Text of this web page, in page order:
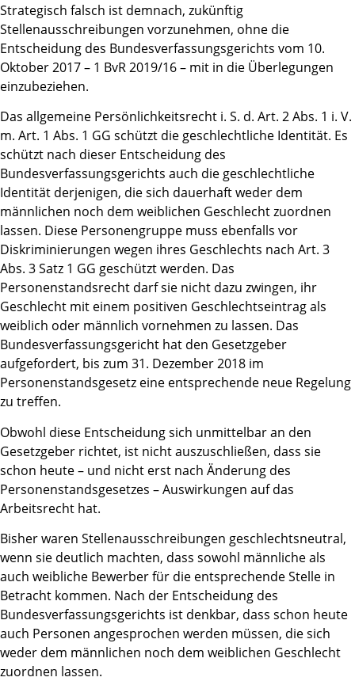
Strategisch falsch ist demnach, zukünftig
Stellenausschreibungen vorzunehmen, ohne die
Entscheidung des Bundesverfassungsgerichts vom 10.
Oktober 2017 – 1 BvR 2019/16 – mit in die Überlegungen
einzubeziehen.
Das allgemeine Persönlichkeitsrecht i. S. d. Art. 2 Abs. 1 i. V.
m. Art. 1 Abs. 1 GG schützt die geschlechtliche Identität. Es
schützt nach dieser Entscheidung des
Bundesverfassungsgerichts auch die geschlechtliche
Identität derjenigen, die sich dauerhaft weder dem
männlichen noch dem weiblichen Geschlecht zuordnen
lassen. Diese Personengruppe muss ebenfalls vor
Diskriminierungen wegen ihres Geschlechts nach Art. 3
Abs. 3 Satz 1 GG geschützt werden. Das
Personenstandsrecht darf sie nicht dazu zwingen, ihr
Geschlecht mit einem positiven Geschlechtseintrag als
weiblich oder männlich vornehmen zu lassen. Das
Bundesverfassungsgericht hat den Gesetzgeber
aufgefordert, bis zum 31. Dezember 2018 im
Personenstandsgesetz eine entsprechende neue Regelung
zu treffen.
Obwohl diese Entscheidung sich unmittelbar an den
Gesetzgeber richtet, ist nicht auszuschließen, dass sie
schon heute – und nicht erst nach Änderung des
Personenstandsgesetzes – Auswirkungen auf das
Arbeitsrecht hat.
Bisher waren Stellenausschreibungen geschlechtsneutral,
wenn sie deutlich machten, dass sowohl männliche als
auch weibliche Bewerber für die entsprechende Stelle in
Betracht kommen. Nach der Entscheidung des
Bundesverfassungsgerichts ist denkbar, dass schon heute
auch Personen angesprochen werden müssen, die sich
weder dem männlichen noch dem weiblichen Geschlecht
zuordnen lassen.